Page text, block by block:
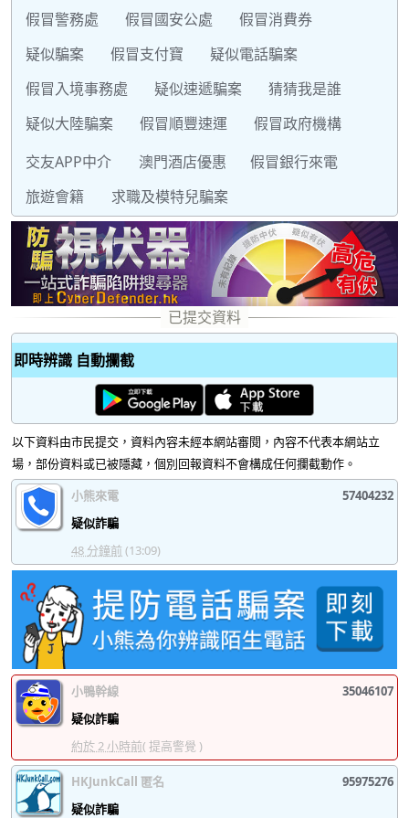
假冒警務處 假冒國安公處
假冒消費券
疑似騙案
假冒支付寶
疑似電話騙案
假冒入境事務處
疑似速遞騙案
猜猜我是誰
疑似大陸騙案
假冒順豐速運
假冒政府機構
交友APP中介
澳門酒店優惠
假冒銀行來電
旅遊會籍
求職及模特兒騙案
即時辨識 自動攔截
以下資料由市民提交，資料內容未經本網站審閱，內容不代表本網站立
場，部份資料或已被隱藏，個別回報資料不會構成任何攔截動作。
小熊來電
57404232
疑似詐騙
48 分鐘前 (13:09)
小鴨幹線
35046107
疑似詐騙
約於 2 小時前( 提高警覺 )
HKJunkCall 匿名
95975276
疑似詐騙